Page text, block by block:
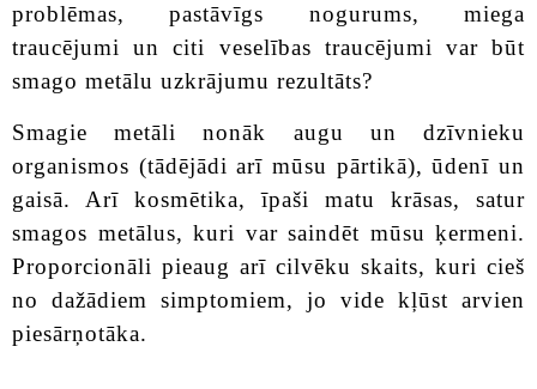
problēmas, pastāvīgs nogurums, miega
traucējumi un citi veselības traucējumi var būt
smago metālu uzkrājumu rezultāts?
Smagie metāli nonāk augu un dzīvnieku
organismos (tādējādi arī mūsu pārtikā), ūdenī un
gaisā. Arī kosmētika, īpaši matu krāsas, satur
smagos metālus, kuri var saindēt mūsu ķermeni.
Proporcionāli pieaug arī cilvēku skaits, kuri cieš
no dažādiem simptomiem, jo vide kļūst arvien
piesārņotāka.